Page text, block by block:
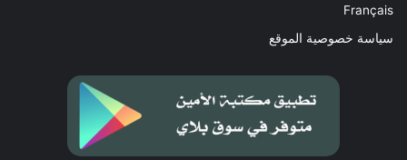
Français
سياسة خصوصية الموقع